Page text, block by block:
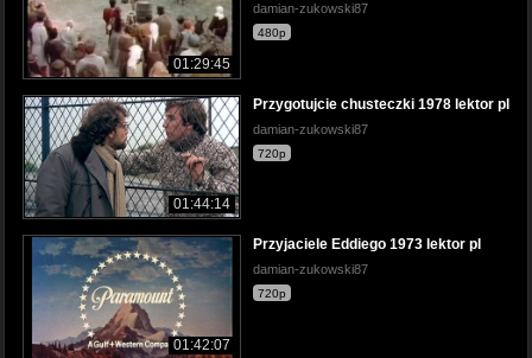
01:29:45
damian-zukowski87
480p
01:44:14
Przygotujcie chusteczki 1978 lektor pl
damian-zukowski87
720p
01:42:07
Przyjaciele Eddiego 1973 lektor pl
damian-zukowski87
720p